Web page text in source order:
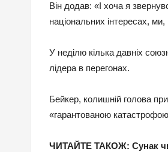
Він додав: «І хоча я
національних інтересах,
У неділю кілька давніх
лідера в перегонах.
Бейкер, колишній голова
«гарантованою
ЧИТАЙТЕ ТАКОЖ: Сунак чи